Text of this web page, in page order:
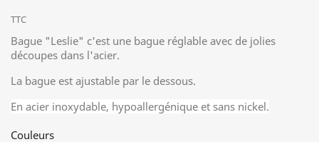
TTC
Bague "Leslie" c'est une bague réglable avec de jolies
découpes dans l'acier.
La bague est ajustable par le dessous.
En acier inoxydable, hypoallergénique et sans nickel.
Couleurs